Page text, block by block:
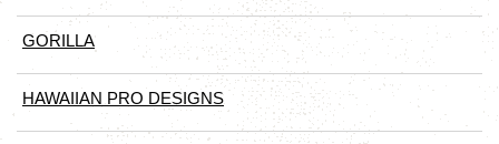
GORILLA
HAWAIIAN PRO DESIGNS